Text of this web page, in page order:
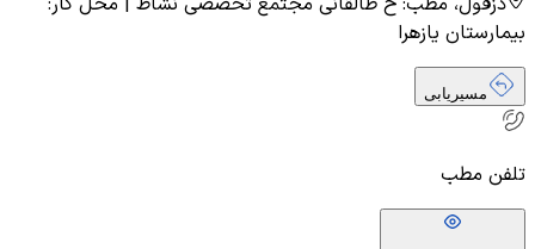
بیمارستان یازهرا
مسیریابی
تلفن مطب